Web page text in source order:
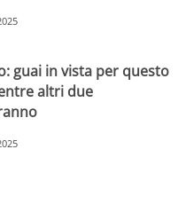
guai in vista per questo
altri due